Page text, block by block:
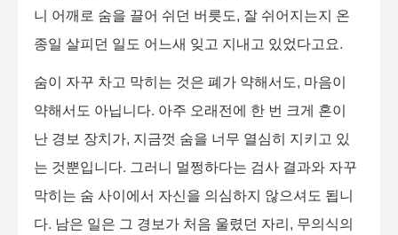
니 어깨로 숨을 끌어 쉬던 버릇도, 잘 쉬어지는지 온
종일 살피던 일도 어느새 잊고 지내고 있었다고요.
숨이 자꾸 차고 막히는 것은 폐가 약해서도, 마음이
약해서도 아닙니다. 아주 오래전에 한 번 크게 혼이
난 경보 장치가, 지금껏 숨을 너무 열심히 지키고 있
는 것뿐입니다. 그러니 멀쩡하다는 검사 결과와 자꾸
막히는 숨 사이에서 자신을 의심하지 않으셔도 됩니
다. 남은 일은 그 경보가 처음 울렸던 자리 , 무의식의